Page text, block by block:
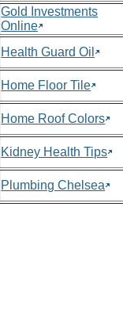
Gold Investments
Online
Health Guard Oil
Home Floor Tile
Home Roof Colors
Kidney Health Tips
Plumbing Chelsea